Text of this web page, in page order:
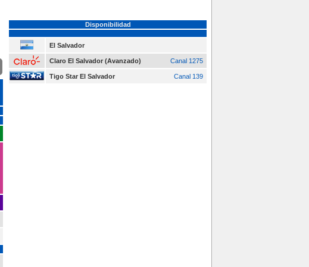
Disponibilidad
El Salvador
Claro El Salvador (Avanzado) Canal 1275
Tigo Star El Salvador Canal 139